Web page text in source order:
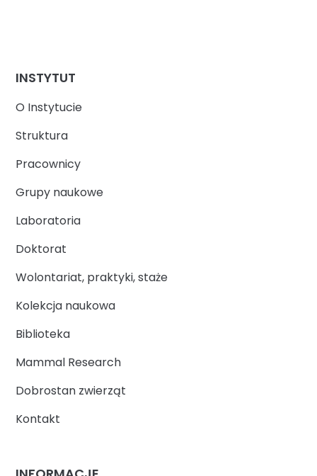
INSTYTUT
O Instytucie
Struktura
Pracownicy
Grupy naukowe
Laboratoria
Doktorat
Wolontariat, praktyki, staże
Kolekcja naukowa
Biblioteka
Mammal Research
Dobrostan zwierząt
Kontakt